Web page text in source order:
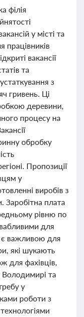
філія
у місті та
працівників
вакансії
та
з
гривень. Ці
деревини,
процесу на
обробку
Пропозиції
у
виробів з
Заробітна плата
рівню по
для
є важливою для
які шукають
для фахівців,
та
у
роботи з